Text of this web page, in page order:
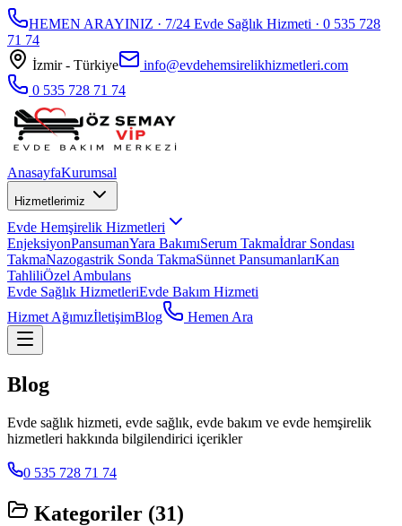
HEMEN ARAYINIZ · 7/24 Evde Sağlık Hizmeti · 0 535 728
71 74
İzmir - Türkiye
info@evdehemsirelikhizmetleri.com
0 535 728 71 74
AnasayfaKurumsal
Hizmetlerimiz
Evde Hemşirelik Hizmetleri
EnjeksiyonPansumanYara BakımıSerum Takmaİdrar Sondası
TakmaNazogastrik Sonda TakmaSünnet PansumanlarıKan
TahliliÖzel Ambulans
Evde Sağlık HizmetleriEvde Bakım Hizmeti
Hizmet AğımızİletişimBlog Hemen Ara
Blog
Evde sağlık hizmeti, evde sağlık, evde bakım ve evde hemşirelik
hizmetleri hakkında bilgilendirici içerikler
0 535 728 71 74
Kategoriler (31)